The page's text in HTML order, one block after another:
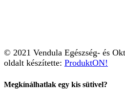
© 2021 Vendula Egészség- és
oldalt készítette: ProduktON!
Megkínálhatlak egy kis sütivel?